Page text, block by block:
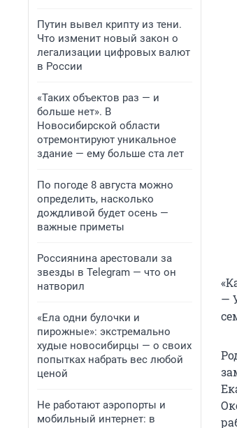
Путин вывел крипту из тени.
Что изменит новый закон о
легализации цифровых валют
в России
«Таких объектов раз — и
больше нет». В
Новосибирской области
отремонтируют уникальное
здание — ему больше ста лет
По погоде 8 августа можно
определить, насколько
дождливой будет осень —
важные приметы
Россиянина арестовали за
звезды в Telegram — что он
натворил
«Ела одни булочки и
пирожные»: экстремально
худые новосибирцы — о своих
попытках набрать вес любой
ценой
Не работают аэропорты и
мобильный интернет: в
—